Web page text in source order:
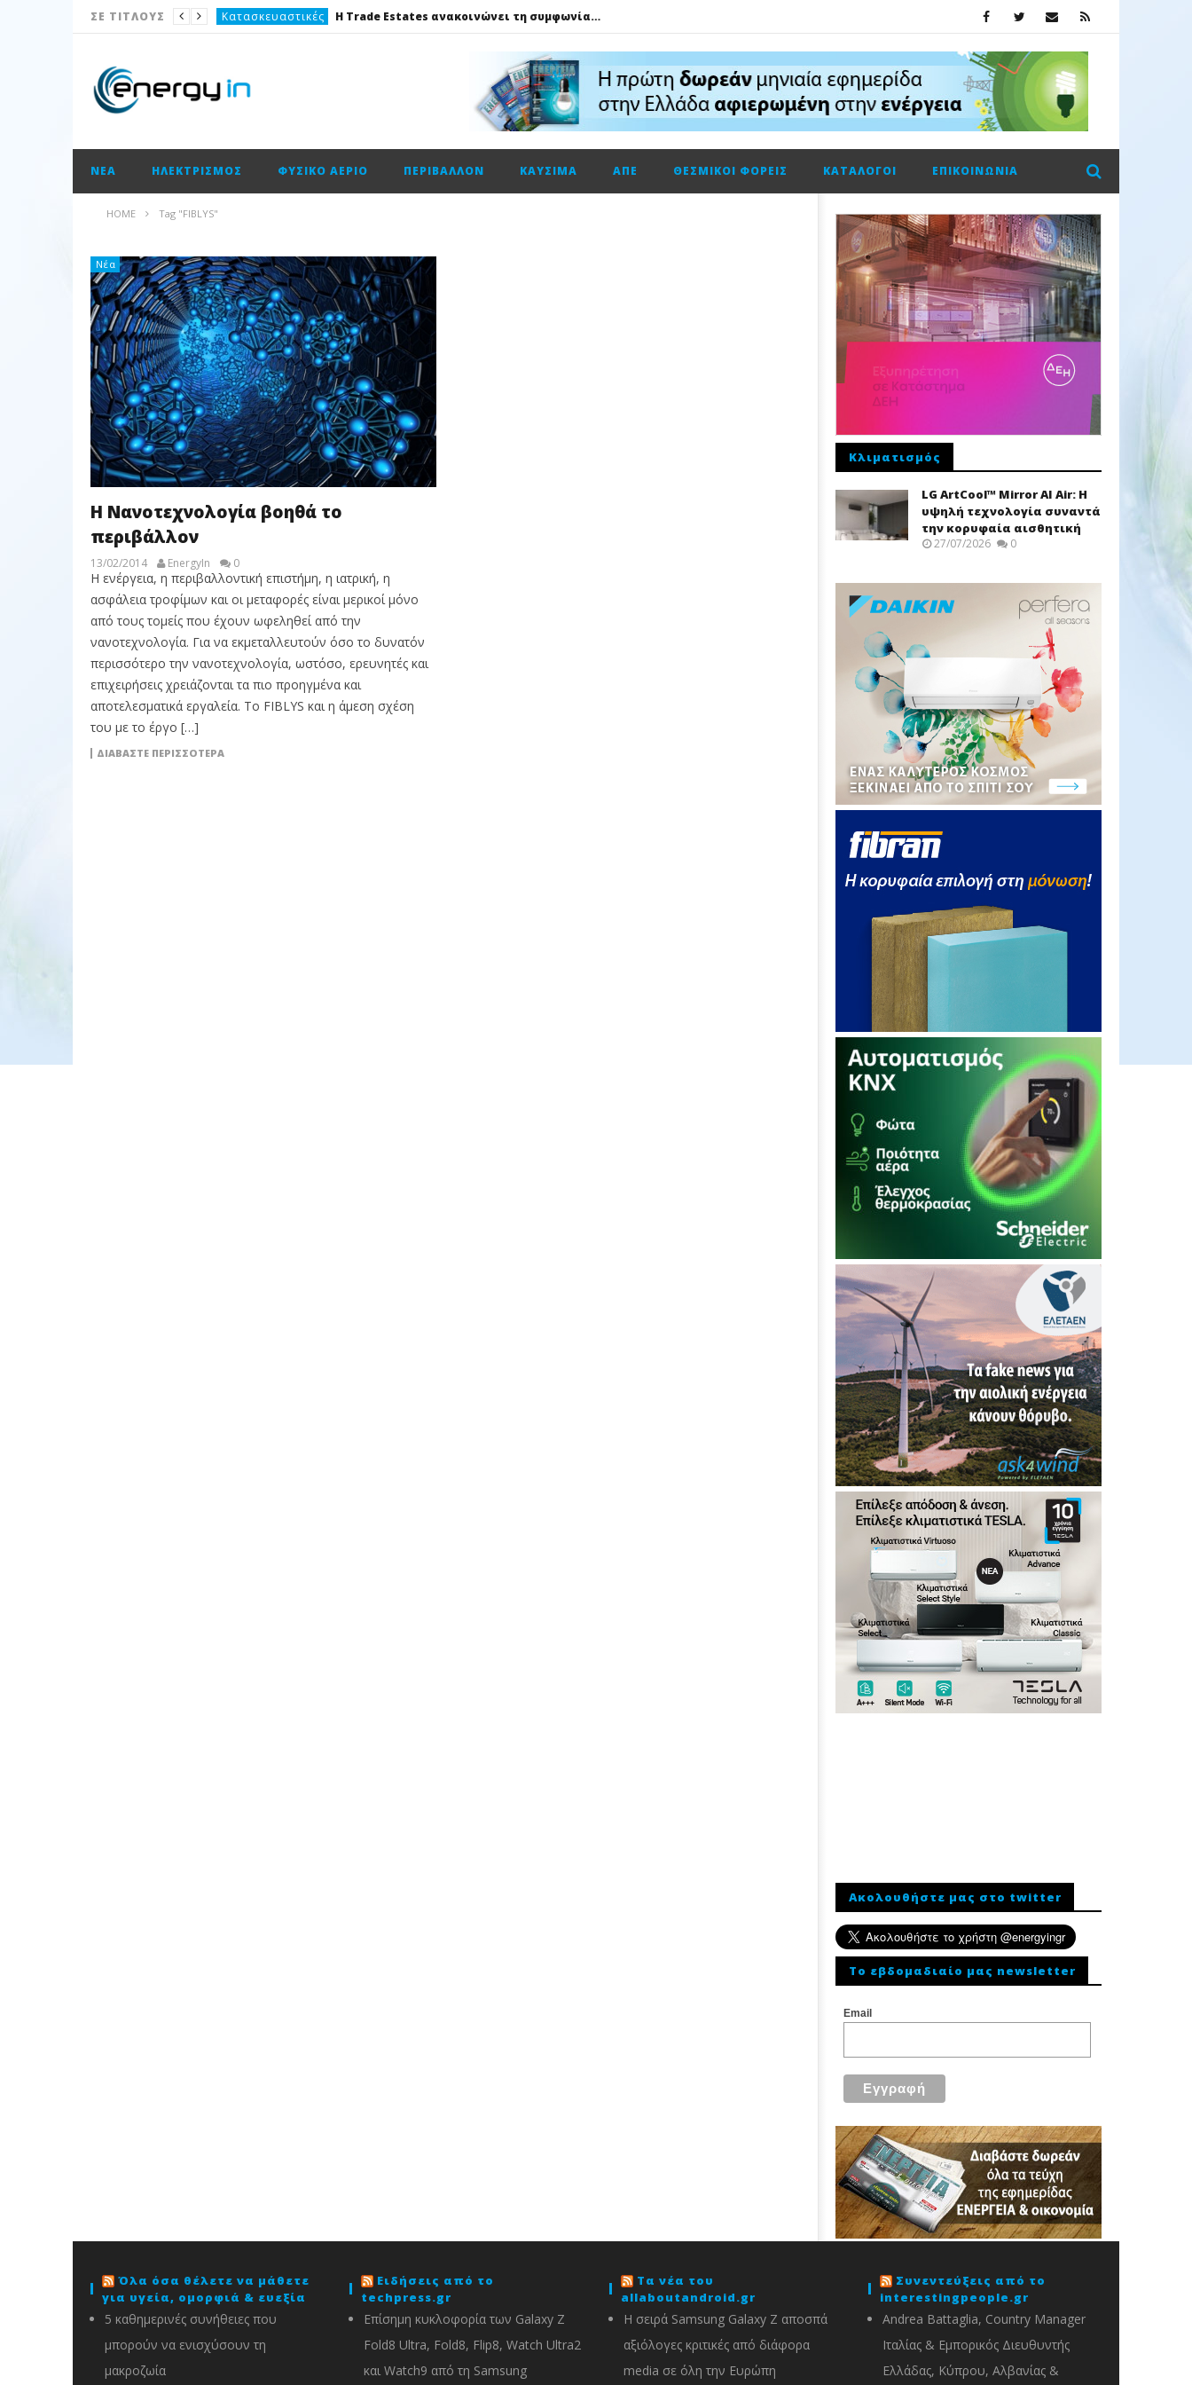
ΣΕ ΤΙΤΛΟΥΣ Κατασκευαστικές Η Trade Estates ανακοινώνει τη συμφωνία για την απόκτηση ποσοστού 50% στο Sofia South Ring Mall
Καταναλωτής Πώς το LG AI Fresh και το LG DUALCOOL AI βοηθούν να επικεντρωνόμαστε στη φιλοξενία των καλεσμένων μας
ΔΕΗ – Vodafone: Στα 130 εκατ. ευρώ το τίμημα για την κοινή εταιρεία οπτικών ινών
Ενεργειακές επισημάνσεις
Ηλεκτρισμός
Νέα
Κατασκευαστικές
ΝΈΑ ΗΛΕΚΤΡΙΣΜΌΣ ΦΥΣΙΚΌ ΑΈΡΙΟ ΠΕΡΙΒΆΛΛΟΝ ΚΑΎΣΙΜΑ ΑΠΕ ΘΕΣΜΙΚΟΊ ΦΟΡΕΊΣ ΚΑΤΆΛΟΓΟΙ ΕΠΙΚΟΙΝΩΝΊΑ
HOME Tag "FIBLYS"
Νέα
Η Νανοτεχνολογία βοηθά το
περιβάλλον
13/02/2014 EnergyIn 0
Η ενέργεια, η περιβαλλοντική επιστήμη, η ιατρική, η
ασφάλεια τροφίμων και οι μεταφορές είναι μερικοί μόνο
από τους τομείς που έχουν ωφεληθεί από την
νανοτεχνολογία. Για να εκμεταλλευτούν όσο το δυνατόν
περισσότερο την νανοτεχνολογία, ωστόσο, ερευνητές και
επιχειρήσεις χρειάζονται τα πιο προηγμένα και
αποτελεσματικά εργαλεία. Το FIBLYS και η άμεση σχέση
του με το έργο […]
ΔΙΑΒΆΣΤΕ ΠΕΡΙΣΣΌΤΕΡΑ
Κλιματισμός
LG ArtCool™ Mirror AI Air: Η
υψηλή τεχνολογία συναντά
την κορυφαία αισθητική
27/07/2026 0
Ακολουθήστε μας στο twitter
To εβδομαδιαίο μας newsletter
Email
Όλα όσα θέλετε να μάθετε
για υγεία, ομορφιά & ευεξία
5 καθημερινές συνήθειες που
μπορούν να ενισχύσουν τη
μακροζωία
Ειδήσεις από το
techpress.gr
Επίσημη κυκλοφορία των Galaxy Z
Fold8 Ultra, Fold8, Flip8, Watch Ultra2
και Watch9 από τη Samsung
Τα νέα του
allaboutandroid.gr
Η σειρά Samsung Galaxy Z αποσπά
αξιόλογες κριτικές από διάφορα
media σε όλη την Ευρώπη
Συνεντεύξεις από το
interestingpeople.gr
Andrea Battaglia, Country Manager
Ιταλίας & Εμπορικός Διευθυντής
Ελλάδας, Κύπρου, Αλβανίας &